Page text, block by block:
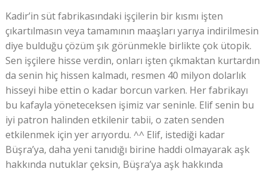
Kadir’in süt fabrikasındaki işçilerin bir kısmı işten
çıkartılmasın veya tamamının maaşları yarıya indirilmesin
diye bulduğu çözüm şık görünmekle birlikte çok ütopik.
Sen işçilere hisse verdin, onları işten çıkmaktan kurtardın
da senin hiç hissen kalmadı, resmen 40 milyon dolarlık
hisseyi hibe ettin o kadar borcun varken. Her fabrikayı
bu kafayla yöneteceksen işimiz var seninle. Elif senin bu
iyi patron halinden etkilenir tabii, o zaten senden
etkilenmek için yer arıyordu. ^^ Elif, istediği kadar
Büşra’ya, daha yeni tanıdığı birine haddi olmayarak aşk
hakkında nutuklar çeksin, Büşra’ya aşk hakkında